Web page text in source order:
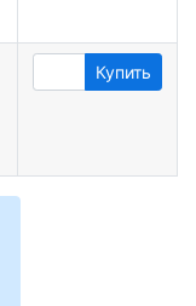
Купить